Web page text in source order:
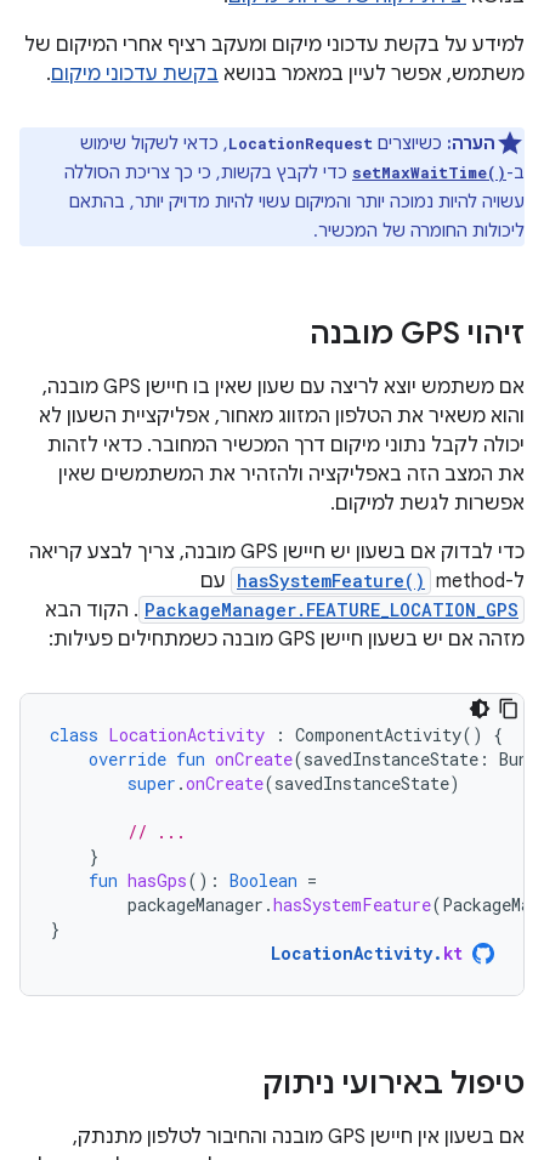
למידע על בקשת עדכוני מיקום ומעקב רציף אחרי המיקום של
משתמש, אפשר לעיין במאמר בנושא בקשת עדכוני מיקום.
הערה: כשיוצרים LocationRequest, כדאי לשקול שימוש
ב-setMaxWaitTime() כדי לקבץ בקשות, כי כך צריכת הסוללה
עשויה להיות נמוכה יותר והמיקום עשוי להיות מדויק יותר, בהתאם
ליכולות החומרה של המכשיר.
זיהוי GPS מובנה
אם משתמש יוצא לריצה עם שעון שאין בו חיישן GPS מובנה,
והוא משאיר את הטלפון המזווג מאחור, אפליקציית השעון לא
יכולה לקבל נתוני מיקום דרך המכשיר המחובר. כדאי לזהות
את המצב הזה באפליקציה ולהזהיר את המשתמשים שאין
אפשרות לגשת למיקום.
כדי לבדוק אם בשעון יש חיישן GPS מובנה, צריך לבצע קריאה
ל-method‏
hasSystemFeature() עם
PackageManager.FEATURE_LOCATION_GPS . הקוד הבא
מזהה אם יש בשעון חיישן GPS מובנה כשמתחילים פעילות:
class LocationActivity : ComponentActivity()
{
override fun onCreate(savedInstanceState :
super .onCreate(savedInstanceState)
// ...
}
fun hasGps(): Boolean =
packageManager .hasSystemFeature(
}
LocationActivity. kt
טיפול באירועי ניתוק
אם בשעון אין חיישן GPS מובנה והחיבור לטלפון מתנתק,